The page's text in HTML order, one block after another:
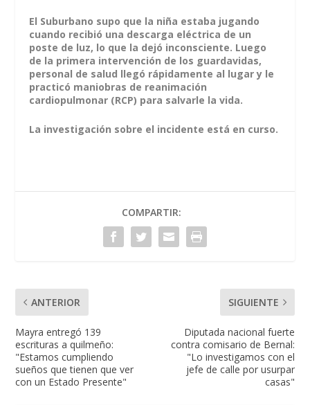
El Suburbano supo que la niña estaba jugando
cuando recibió una descarga eléctrica de un
poste de luz, lo que la dejó inconsciente. Luego
de la primera intervención de los guardavidas,
personal de salud llegó rápidamente al lugar y le
practicó maniobras de reanimación
cardiopulmonar (RCP) para salvarle la vida.
La investigación sobre el incidente está en curso.
COMPARTIR:
ANTERIOR
Mayra entregó 139
escrituras a quilmeño:
"Estamos cumpliendo
sueños que tienen que ver
con un Estado Presente"
SIGUIENTE
Diputada nacional fuerte
contra comisario de Bernal:
"Lo investigamos con el
jefe de calle por usurpar
casas"